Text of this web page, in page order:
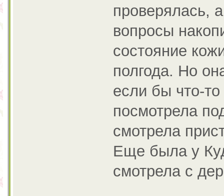
проверялась,
вопросы
состояние
полгода. Но
если бы что-
посмотрела
смотрела
Еще была у
смотрела с